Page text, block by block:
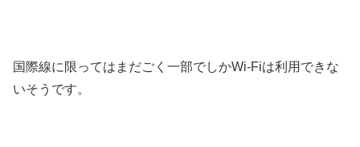
国際線に限ってはまだごく一部でしかWi-Fiは利用できな
いそうです。